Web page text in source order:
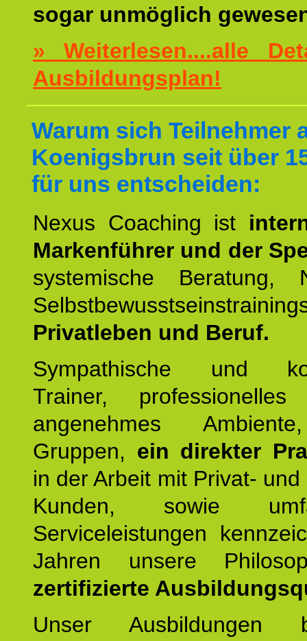
sogar unmöglich
» Weiterlesen....alle
Ausbildungsplan!
Warum sich Teilnehmer
Koenigsbrun seit über
für uns entscheiden:
Nexus Coaching ist
Markenführer und der
systemische Beratung,
Privatleben und Beruf.
Sympathische und
Trainer, professionelles
angenehmes
Gruppen, ein direkter
in der Arbeit mit Privat-
Kunden, sowie
Serviceleistungen
Jahren unsere
zertifizierte
Unser Ausbildungen